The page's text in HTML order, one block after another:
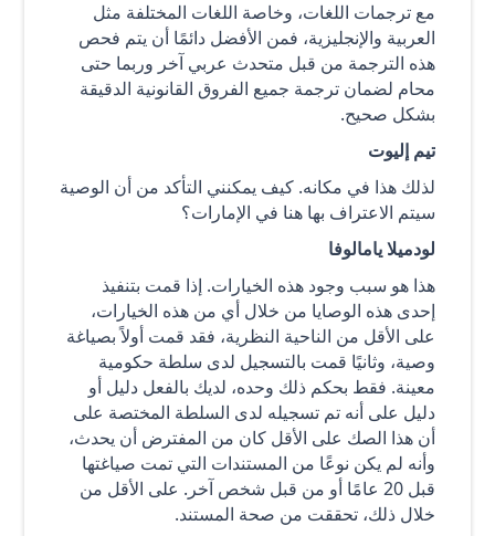
مع ترجمات اللغات، وخاصة اللغات المختلفة مثل
العربية والإنجليزية، فمن الأفضل دائمًا أن يتم فحص
هذه الترجمة من قبل متحدث عربي آخر وربما حتى
محام لضمان ترجمة جميع الفروق القانونية الدقيقة
بشكل صحيح.
تيم إليوت
لذلك هذا في مكانه. كيف يمكنني التأكد من أن الوصية
سيتم الاعتراف بها هنا في الإمارات؟
لودميلا يامالوفا
هذا هو سبب وجود هذه الخيارات. إذا قمت بتنفيذ
إحدى هذه الوصايا من خلال أي من هذه الخيارات،
على الأقل من الناحية النظرية، فقد قمت أولاً بصياغة
وصية، وثانيًا قمت بالتسجيل لدى سلطة حكومية
معينة. فقط بحكم ذلك وحده، لديك بالفعل دليل أو
دليل على أنه تم تسجيله لدى السلطة المختصة على
أن هذا الصك على الأقل كان من المفترض أن يحدث،
وأنه لم يكن نوعًا من المستندات التي تمت صياغتها
قبل 20 عامًا أو من قبل شخص آخر. على الأقل من
خلال ذلك، تحققت من صحة المستند.